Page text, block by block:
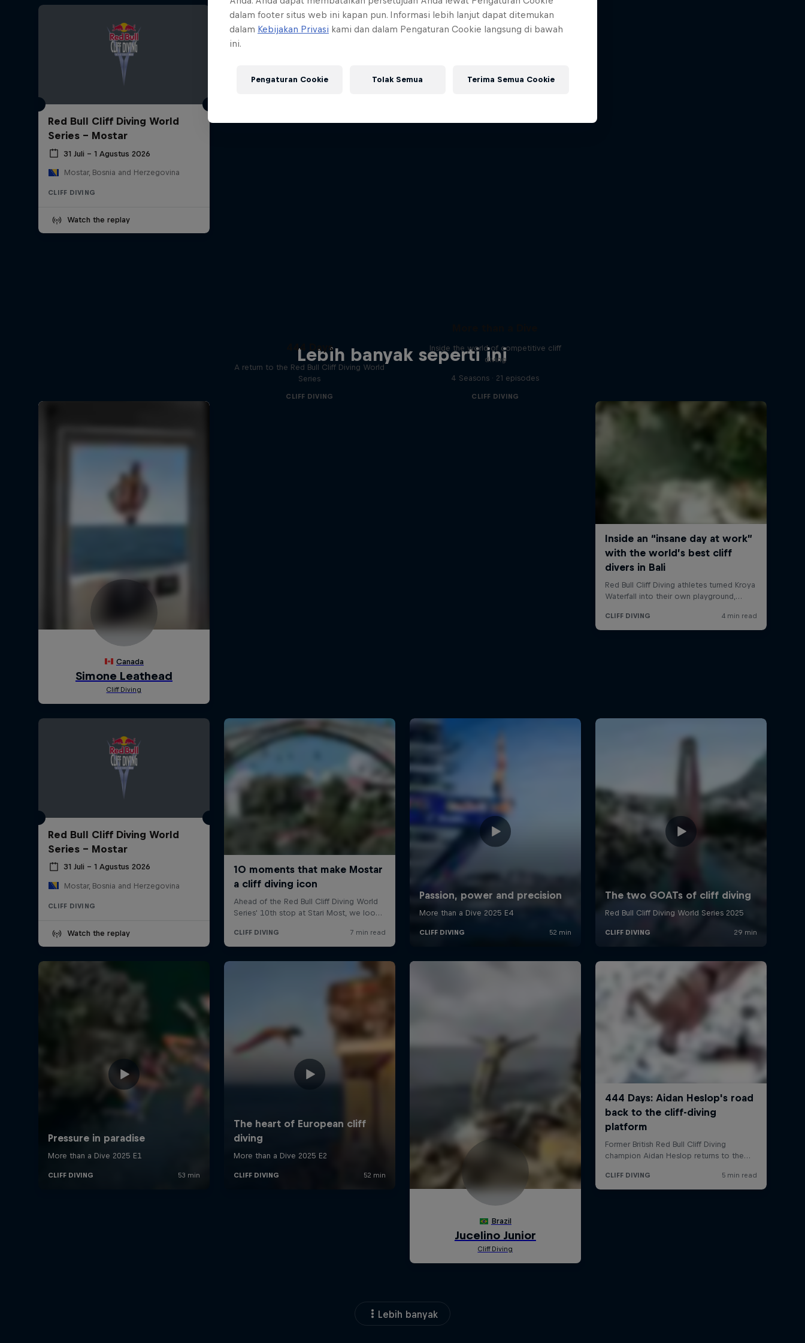
Red Bull Cliff Diving World
Series - Mostar
31 Juli – 1 Agustus 2026
Mostar, Bosnia and Herzegovina
CLIFF DIVING
Watch the replay
Lebih banyak seperti ini
444 Days
A return to the Red Bull Cliff Diving World
Series
CLIFF DIVING
Inside the world of competitive cliff
diving
4 Seasons · 21 episodes
CLIFF DIVING
Red Bull Cliff Diving World
Series - Mostar
31 Juli – 1 Agustus 2026
Mostar, Bosnia and Herzegovina
CLIFF DIVING
Watch the replay
Lebih banyak
dalam footer situs web ini kapan pun. Informasi lebih lanjut dapat ditemukan
dalam Kebijakan Privasi kami dan dalam Pengaturan Cookie langsung di bawah
ini.
Pengaturan Cookie Tolak Semua Terima Semua Cookie